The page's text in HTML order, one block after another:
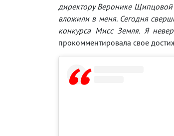
директору Веронике
вложили в меня. Сегодня
конкурса Мисс Земля. Я
прокомментировала свое